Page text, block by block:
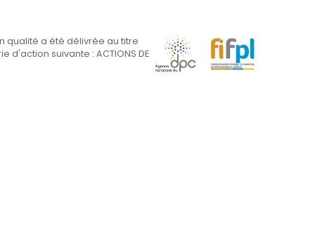
qualité a été délivrée au titre
d'action suivante : ACTIONS DE